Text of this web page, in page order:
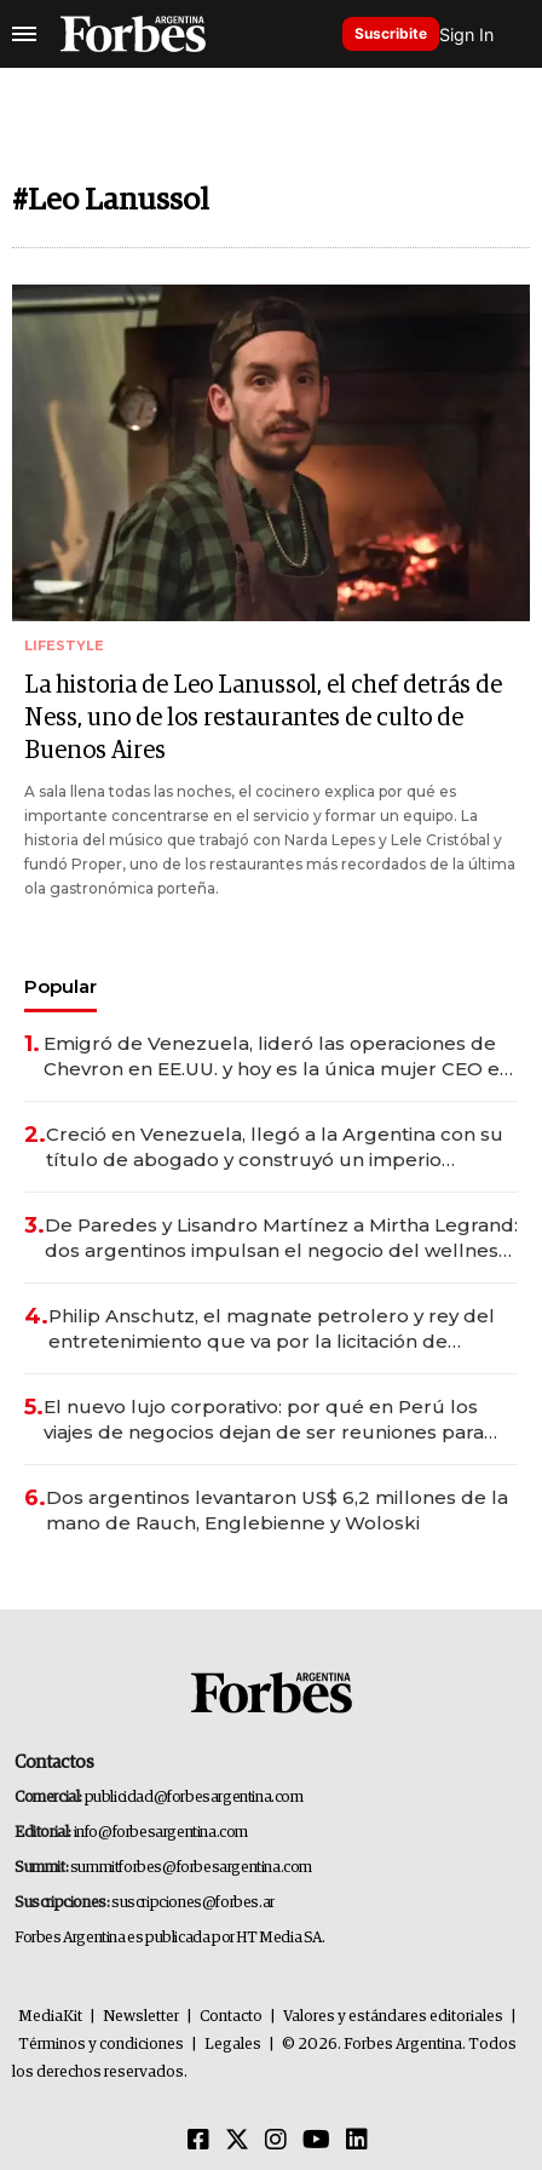
Suscribite Sign In
#Leo Lanussol
LIFESTYLE
La historia de Leo Lanussol, el chef detrás de
Ness, uno de los restaurantes de culto de
Buenos Aires
A sala llena todas las noches, el cocinero explica por qué es
importante concentrarse en el servicio y formar un equipo. La
historia del músico que trabajó con Narda Lepes y Lele Cristóbal y
fundó Proper, uno de los restaurantes más recordados de la última
ola gastronómica porteña.
Popular
1. Emigró de Venezuela, lideró las operaciones de
Chevron en EE.UU. y hoy es la única mujer CEO en
2.Creció en Venezuela, llegó a la Argentina con su
título de abogado y construyó un imperio
3.De Paredes y Lisandro Martínez a Mirtha Legrand:
dos argentinos impulsan el negocio del wellness
4.Philip Anschutz, el magnate petrolero y rey del
entretenimiento que va por la licitación de
5.El nuevo lujo corporativo: por qué en Perú los
viajes de negocios dejan de ser reuniones para
6.Dos argentinos levantaron US$ 6,2 millones de la
mano de Rauch, Englebienne y Woloski
Contactos
Comercial:publicidad@forbesargentina.com
Editorial:info@forbesargentina.com
Summit:summitforbes@forbesargentina.com
Suscripciones:suscripciones@forbes.ar
Forbes Argentina es publicada por HT Media SA.
MediaKit Newsletter Contacto Valores y estándares editoriales
Términos y condiciones
Legales
© 2026. Forbes Argentina. Todos
los derechos reservados.